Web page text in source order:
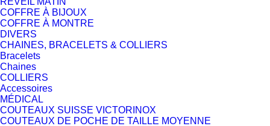
COFFRE À BIJOUX
COFFRE À MONTRE
DIVERS
CHAINES, BRACELETS & COLLIERS
Bracelets
Chaines
COLLIERS
Accessoires
MÉDICAL
COUTEAUX SUISSE VICTORINOX
COUTEAUX DE POCHE DE TAILLE MOYENNE